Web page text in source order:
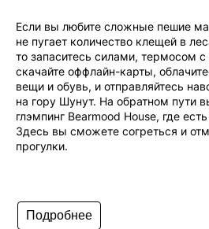
Если вы любите сложные пешие
не пугает количество клещей в
то запаситесь силами, термосом
скачайте оффлайн-карты,
вещи и обувь, и отправляйтесь
на гору Шунут. На обратном пути
глэмпинг Bearmood House, где
Здесь вы сможете согреться и
прогулки.
Подробнее